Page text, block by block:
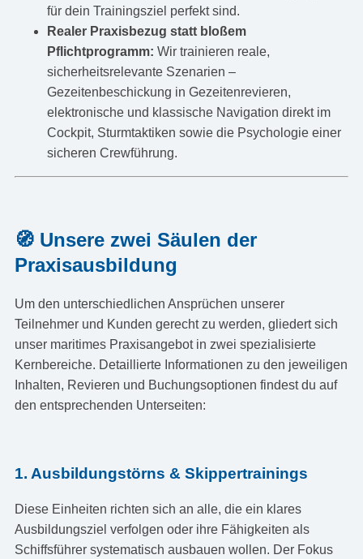
für dein Trainingsziel perfekt sind.
Realer Praxisbezug statt bloßem
Pflichtprogramm: Wir trainieren reale,
sicherheitsrelevante Szenarien –
Gezeitenbeschickung in Gezeitenrevieren,
elektronische und klassische Navigation direkt im
Cockpit, Sturmtaktiken sowie die Psychologie einer
sicheren Crewführung.
🧭 Unsere zwei Säulen der
Praxisausbildung
Um den unterschiedlichen Ansprüchen unserer
Teilnehmer und Kunden gerecht zu werden, gliedert sich
unser maritimes Praxisangebot in zwei spezialisierte
Kernbereiche. Detaillierte Informationen zu den jeweiligen
Inhalten, Revieren und Buchungsoptionen findest du auf
den entsprechenden Unterseiten:
1. Ausbildungstörns & Skippertrainings
Diese Einheiten richten sich an alle, die ein klares
Ausbildungsziel verfolgen oder ihre Fähigkeiten als
Schiffsführer systematisch ausbauen wollen. Der Fokus